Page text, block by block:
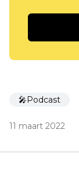
🎤Podcast
11 maart 2022